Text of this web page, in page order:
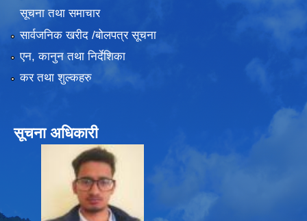
सूचना तथा समाचार
सार्वजनिक खरीद /बोलपत्र सूचना
एन, कानुन तथा निर्देशिका
कर तथा शुल्कहरु
सूचना अधिकारी